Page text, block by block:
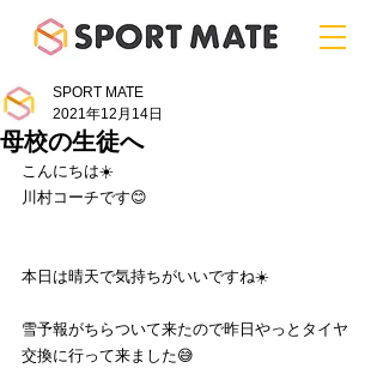
母校の生徒へ
SPORT MATE
2021年12月14日
こんにちは☀️
川村コーチです😊
本日は晴天で気持ちがいいですね☀️
雪予報がちらついて来たので昨日やっとタイヤ
交換に行って来ました😅